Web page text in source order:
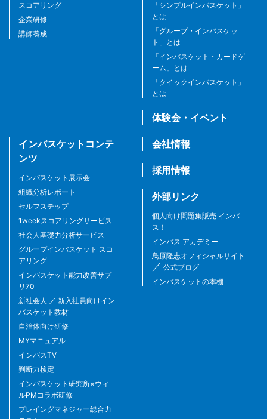
スコアリング
企業研修
講師養成
「シンプルインバスケット」
とは
「グループ・インバスケッ
ト」とは
「インバスケット・カードゲ
ーム」とは
「クイックインバスケット」
とは
体験会・イベント
インバスケットコンテ
ンツ
インバスケット展示会
組織分析レポート
セルフステップ
1weekスコアリングサービス
社会人基礎力分析サービス
グループインバスケット スコ
アリング
インバスケット能力改善サプ
リ70
新社会人 ／ 新入社員向けイン
バスケット教材
自治体向け研修
MYマニュアル
インバスTV
判断力検定
インバスケット研究所×ウィ
ルPMコラボ研修
プレイングマネジャー総合力
会社情報
採用情報
外部リンク
個人向け問題集販売 インバ
ス！
インバス アカデミー
鳥原隆志オフィシャルサイト
／ 公式ブログ
インバスケットの本棚